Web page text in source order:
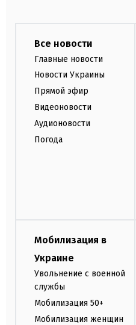
Все новости
Главные новости
Новости Украины
Прямой эфир
Видеоновости
Аудионовости
Погода
Мобилизация в
Украине
Увольнение с военной
службы
Мобилизация 50+
Мобилизация женщин